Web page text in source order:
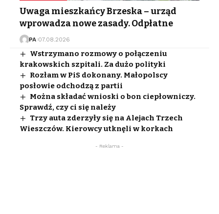
Uwaga mieszkańcy Brzeska – urząd
wprowadza nowe zasady. Odpłatne
PA 07.08.2026
Wstrzymano rozmowy o połączeniu
krakowskich szpitali. Za dużo polityki
Rozłam w PiS dokonany. Małopolscy
posłowie odchodzą z partii
Można składać wnioski o bon ciepłowniczy.
Sprawdź, czy ci się należy
Trzy auta zderzyły się na Alejach Trzech
Wieszczów. Kierowcy utknęli w korkach
- Reklama -